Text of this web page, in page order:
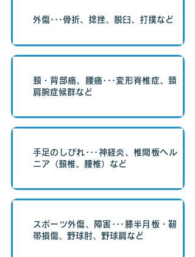
外傷･･･骨折、捻挫、脱臼、打撲など
頚・背部痛、腰痛･･･変形脊椎症、頸
肩腕症候群など
手足のしびれ･･･神経炎、椎間板ヘル
ニア（頚椎、腰椎）など
スポーツ外傷、障害･･･膝半月板・靭
帯損傷、野球肘、野球肩など